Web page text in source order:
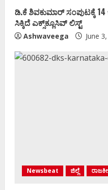
ಡಿ.ಕೆ ಶಿವಕುಮಾರ್‌ ಸಂಪುಟಕ್ಕೆ 14
ಸಿಕ್ಕಿದೆ ಎಕ್ಸ್‌ಕ್ಲೂಸಿವ್‌ ಲಿಸ್ಟ್‌
Ashwaveega June
Newsbeat ಜಿಲ್ಲೆ